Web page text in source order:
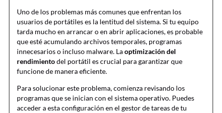
Uno de los problemas más comunes que enfrentan los
usuarios de portátiles es la lentitud del sistema. Si tu equipo
tarda mucho en arrancar o en abrir aplicaciones, es probable
que esté acumulando archivos temporales, programas
innecesarios o incluso malware. Laoptimización del
rendimientodel portátil es crucial para garantizar que
funcione de manera eficiente.
Para solucionar este problema, comienza revisando los
programas que se inician con el sistema operativo. Puedes
acceder a esta configuración en el gestor de tareas de tu